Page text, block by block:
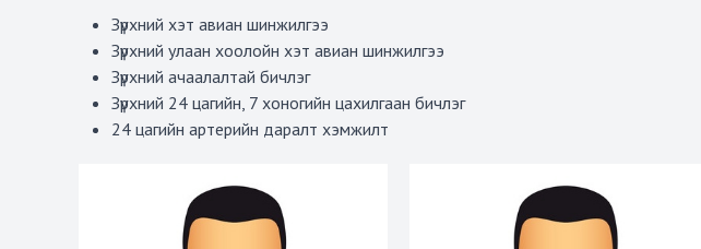
Зүрхний хэт авиан шинжилгээ
Зүрхний улаан хоолойн хэт авиан шинжилгээ
Зүрхний ачаалалтай бичлэг
Зүрхний 24 цагийн, 7 хоногийн цахилгаан бичлэг
24 цагийн артерийн даралт хэмжилт